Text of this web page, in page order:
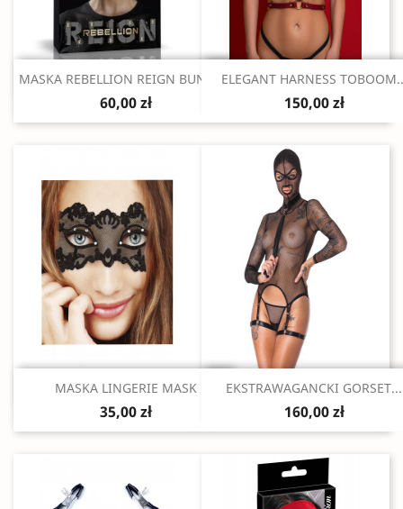
Szybki podgląd
MASKA REBELLION REIGN BUNNY...
60,00 zł
Szybki podgląd
ELEGANT HARNESS
150,00 zł
Szybki podgląd
MASKA LINGERIE MASK
35,00 zł
Szybki podgląd
EKSTRAWAGANCKI GORSET...
160,00 zł